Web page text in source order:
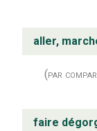
aller,
(par
faire